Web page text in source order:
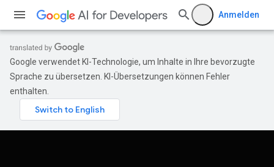
Anmelden
Google verwendet KI-Technologie, um Inhalte in Ihre bevorzugte
Sprache zu übersetzen. KI-Übersetzungen können Fehler
enthalten.